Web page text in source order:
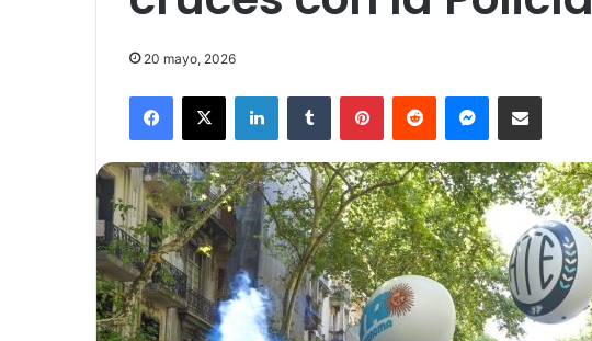
20 mayo, 2026